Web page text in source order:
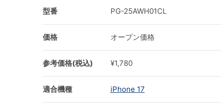
型番 PG-25AWH01CL
価格 オープン価格
参考価格(税込) ¥1,780
適合機種 iPhone 17